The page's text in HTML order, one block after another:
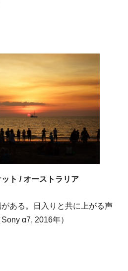
ト / オーストラリア
ある。日入りと共に上がる声
α7, 2016年）